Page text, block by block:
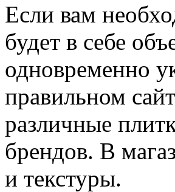
Если вам
будет в себе
одновременно
правильном
различные
брендов. В
и текстуры.